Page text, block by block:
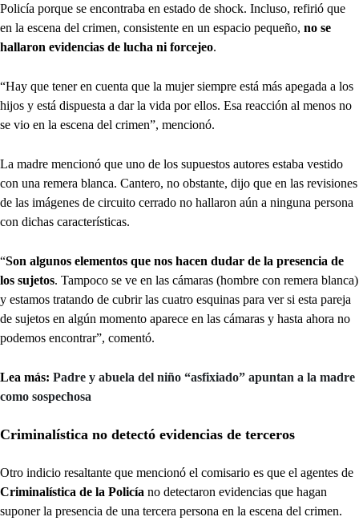
Policía porque se encontraba en estado de shock. Incluso, refirió que
en la escena del crimen, consistente en un espacio pequeño, no se
hallaron evidencias de lucha ni forcejeo.
“Hay que tener en cuenta que la mujer siempre está más apegada a los
hijos y está dispuesta a dar la vida por ellos. Esa reacción al menos no
se vio en la escena del crimen”, mencionó.
La madre mencionó que uno de los supuestos autores estaba vestido
con una remera blanca. Cantero, no obstante, dijo que en las revisiones
de las imágenes de circuito cerrado no hallaron aún a ninguna persona
con dichas características.
“Son algunos elementos que nos hacen dudar de la presencia de
los sujetos. Tampoco se ve en las cámaras (hombre con remera blanca)
y estamos tratando de cubrir las cuatro esquinas para ver si esta pareja
de sujetos en algún momento aparece en las cámaras y hasta ahora no
podemos encontrar”, comentó.
Lea más: Padre y abuela del niño “asfixiado” apuntan a la madre
como sospechosa
Criminalística no detectó evidencias de terceros
Otro indicio resaltante que mencionó el comisario es que el agentes de
Criminalística de la Policía no detectaron evidencias que hagan
suponer la presencia de una tercera persona en la escena del crimen.